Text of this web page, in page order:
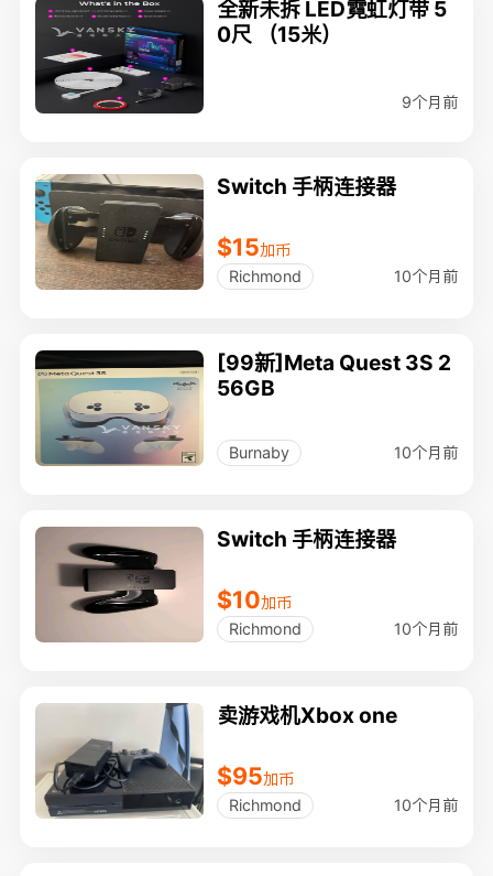
全新未拆 LED霓虹灯带 5
0尺 （15米）
9个月前
Switch 手柄连接器
$15加币
Richmond
10个月前
[99新]Meta Quest 3S 2
56GB
Burnaby 10个月前
Switch 手柄连接器
$10加币
Richmond
10个月前
卖游戏机Xbox one
$95加币
Richmond
10个月前